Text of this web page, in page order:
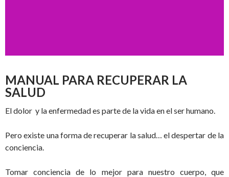
MANUAL PARA RECUPERAR LA
SALUD
El dolor y la enfermedad es parte de la vida en el ser humano.
Pero existe una forma de recuperar la salud… el despertar de la
conciencia.
Tomar conciencia de lo mejor para nuestro cuerpo, que